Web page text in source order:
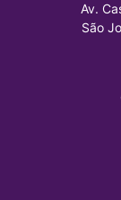
Av.
São